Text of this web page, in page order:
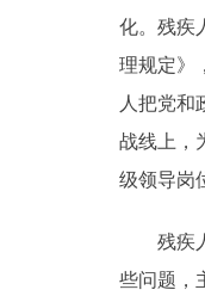
化。残疾
理规定》
人把党和
战线上，
级领导岗
残疾人
些问题，